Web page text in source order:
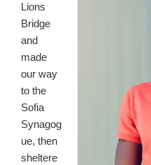
Lions
Bridge
and
made
our way
to the
Sofia
Synagog
ue, then
sheltere